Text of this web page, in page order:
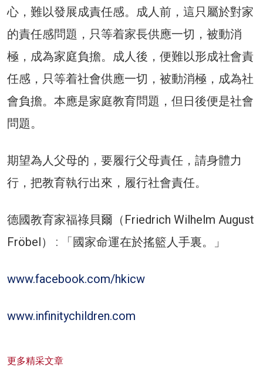
心，難以發展成責任感。成人前，這只屬於對家
的責任感問題，只等着家長供應一切，被動消
極，成為家庭負擔。成人後，便難以形成社會責
任感，只等着社會供應一切，被動消極，成為社
會負擔。本應是家庭教育問題，但日後便是社會
問題。
期望為人父母的，要履行父母責任，請身體力
行，把教育執行出來，履行社會責任。
德國教育家福祿貝爾（Friedrich Wilhelm August
Fröbel） : 「國家命運在於搖籃人手裏。」
www.facebook.com/hkicw
www.infinitychildren.com
更多精采文章